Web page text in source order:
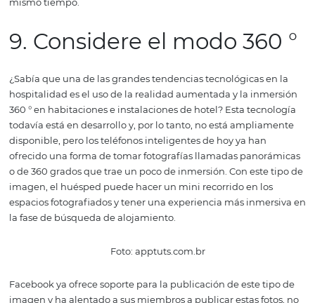
Foto: Pixabay
Hay una tendencia en las redes sociales a mostrarse
escena. Los clientes pueden encontrar positivo ver algo
cocina o un momento de relajación para su personal.
Foto: Pixabay
8. Cuenta una historia
es la narración de historias. ¿Recuerdas que una
evocar una historia simple que toque a sus posibles